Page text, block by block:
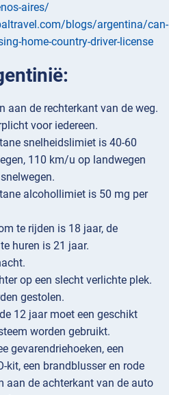
aires/
blogs/argentina/can-
home-country-driver-license
aan de rechterkant van de weg.
voor iedereen.
snelheidslimiet is 40-60
110 km/u op landwegen
alcohollimiet is 50 mg per
te rijden is 18 jaar, de
huren is 21 jaar.
op een slecht verlichte plek.
gestolen.
12 jaar moet een geschikt
worden gebruikt.
gevarendriehoeken, een
kit, een brandblusser en rode
aan de achterkant van de auto